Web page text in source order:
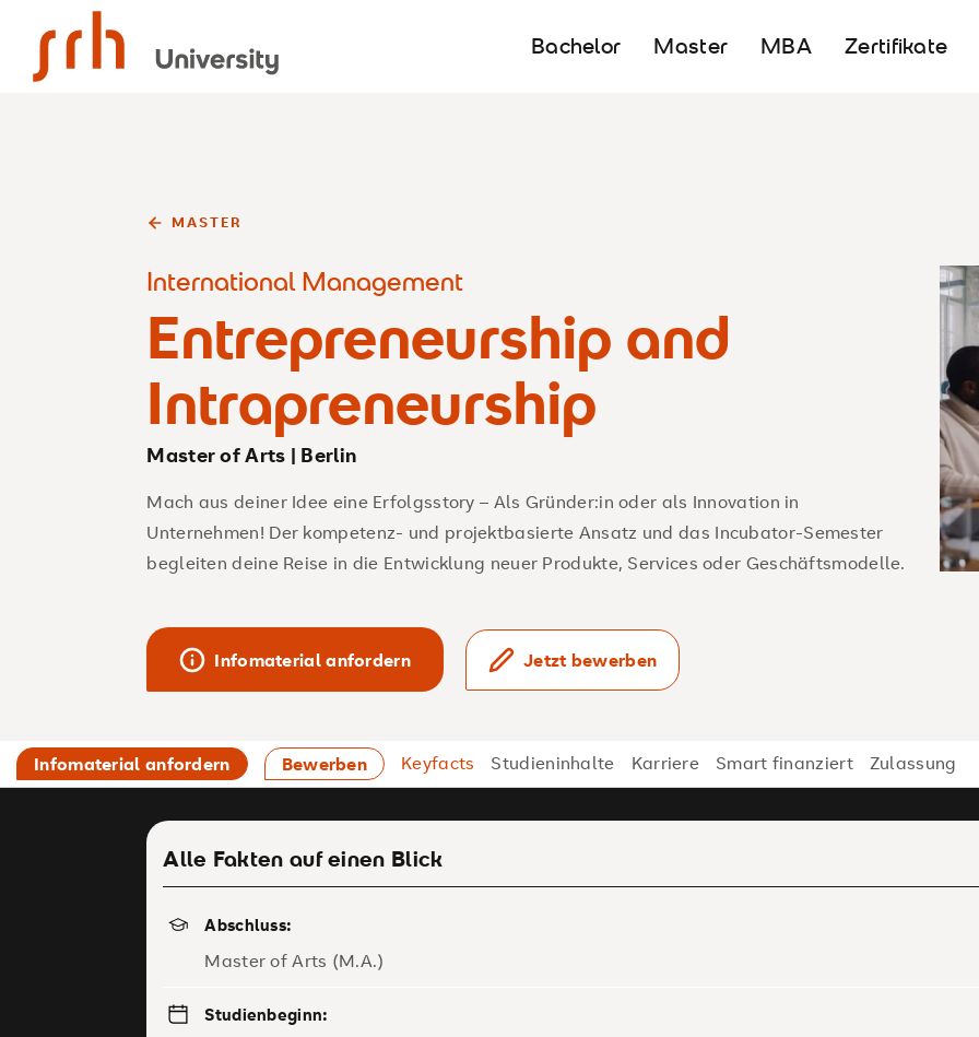
Bachelor Master MBA Zertifikate
MASTER
International Management
Entrepreneurship and
Intrapreneurship
Master of Arts | Berlin
Mach aus deiner Idee eine Erfolgsstory – Als Gründer:in oder als Innovation in
Unternehmen! Der kompetenz- und projektbasierte Ansatz und das Incubator-Semester
begleiten deine Reise in die Entwicklung neuer Produkte, Services oder Geschäftsmodelle.
Infomaterial anfordern Jetzt bewerben
Infomaterial anfordern Bewerben Keyfacts Studieninhalte Karriere Smart finanziert Zulassung
Alle Fakten auf einen Blick
Abschluss:
Master of Arts (M.A.)
Studienbeginn: